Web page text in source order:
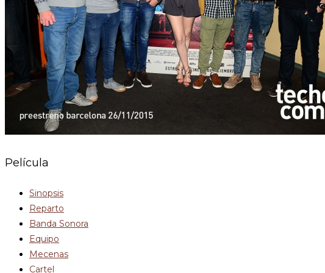
Película
Sinopsis
Reparto
Banda Sonora
Equipo
Mecenas
Cartel